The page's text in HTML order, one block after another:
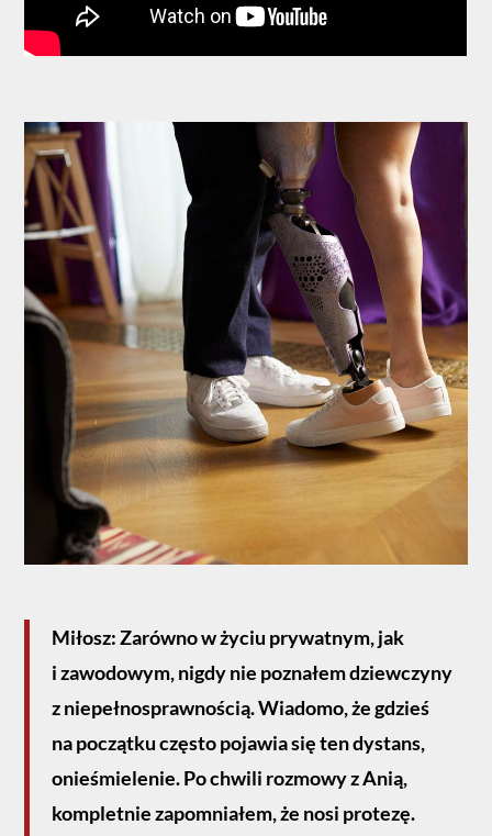
Miłosz: Zarówno w życiu prywatnym, jak
i zawodowym, nigdy nie poznałem dziewczyny
z niepełnosprawnością. Wiadomo, że gdzieś
na początku często pojawia się ten dystans,
onieśmielenie. Po chwili rozmowy z Anią,
kompletnie zapomniałem, że nosi protezę.